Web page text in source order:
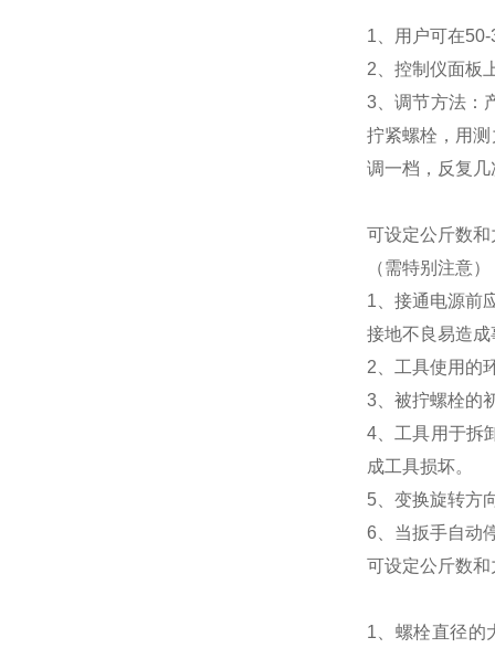
1、用户可在50-
2、控制仪面板
3、调节方法：
拧紧螺栓，用
调一档，反复
可设定公斤数
（需特别注意）
1、接通电源前
接地不良易造成
2、工具使用的
3、被拧螺栓的
4、工具用于拆
成工具损坏。
5、变换旋转方
6、当扳手自动
可设定公斤数
1、螺栓直径的